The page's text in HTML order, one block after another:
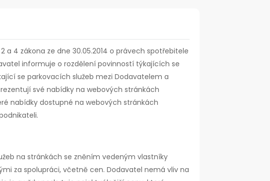
a 4 zákona ze dne 30.05.2014 o právech spotřebitele
informuje o rozdělení povinností týkajících se
se parkovacích služeb mezi Dodavatelem a
své nabídky na webových stránkách
nabídky dostupné na webových stránkách
na stránkách se zněním vedeným vlastníky
za spolupráci, včetně cen. Dodavatel nemá vliv na